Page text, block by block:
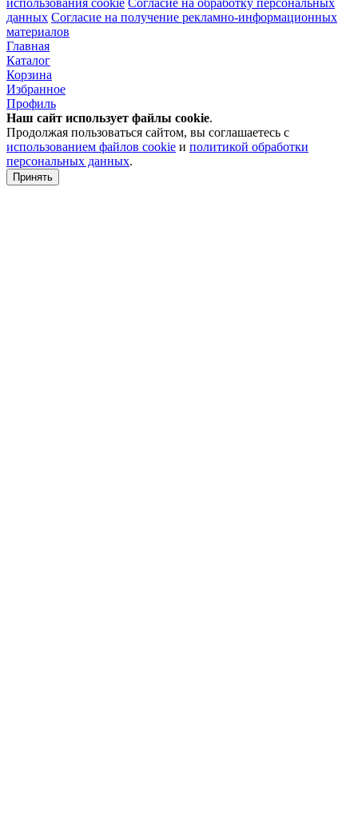
использования cookie Согласие на обработку персональных
данных Согласие на получение рекламно-информационных
материалов
Главная
Каталог
Корзина
Избранное
Профиль
Наш сайт использует файлы cookie.
Продолжая пользоваться сайтом, вы соглашаетесь с
использованием файлов cookie и политикой обработки
персональных данных.
Принять